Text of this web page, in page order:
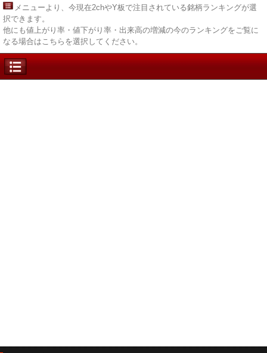
メニューより、今現在2chやY板で注目されている銘柄ランキングが選
択できます。
他にも値上がり率・値下がり率・出来高の増減の今のランキングをご覧に
なる場合はこちらを選択してください。